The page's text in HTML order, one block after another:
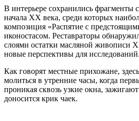
В интерьере сохранились фрагменты
начала XX века, среди которых
композиция «Распятие с
иконостасом. Реставраторы
слоями остатки масляной живописи
новые перспективы для исследований.
Как говорят местные прихожане,
молиться в утренние часы, когда
проникая сквозь узкие окна,
доносится крик чаек.